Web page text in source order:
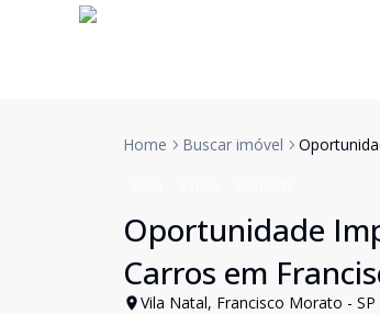
Home Buscar imóvel
Oportunidade
Carros em
Vila Natal, Francisco Morato - SP